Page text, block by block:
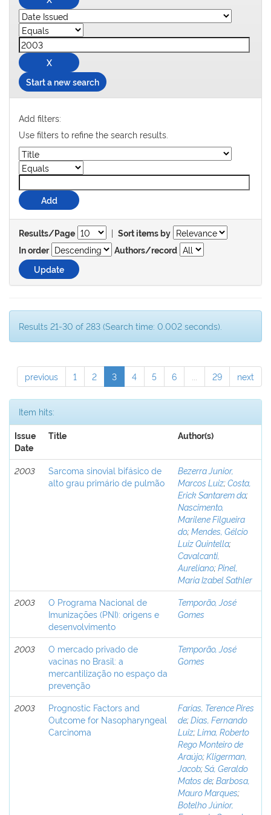
Start a new search
Add filters:
Use filters to refine the search results.
Results/Page | Sort items by
In order
Authors/record
Results 21-30 of 283 (Search time: 0.002 seconds).
previous 1 2 3 4 5 6 29 next
Item hits:
Issue
Date
Title Author(s)
2003
Sarcoma sinovial bifásico de
alto grau primário de pulmão
Bezerra Junior,
Marcos Luiz;Costa,
Erick Santarem da;
Nascimento,
Marilene Filgueira
do;Mendes, Gélcio
Luiz Quintella;
Cavalcanti,
Aureliano;Pinel,
Maria Izabel Sathler
2003
O Programa Nacional de
Imunizações (PNI): origens e
desenvolvimento
Temporão, José
Gomes
2003
O mercado privado de
vacinas no Brasil: a
mercantilização no espaço da
prevenção
Temporão, José
Gomes
2003
Prognostic Factors and
Outcome for Nasopharyngeal
Carcinoma
Farias, Terence Pires
de;Dias, Fernando
Luiz;Lima, Roberto
Rego Monteiro de
Araújo;Kligerman,
Jacob;Sá, Geraldo
Matos de;Barbosa,
Mauro Marques;
Botelho Júnior,